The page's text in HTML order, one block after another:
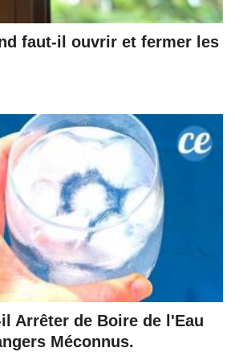
faut-il ouvrir et fermer les
Arrêter de Boire de l'Eau
Méconnus.